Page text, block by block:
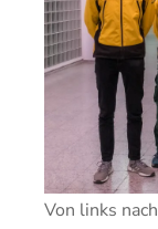
Von links